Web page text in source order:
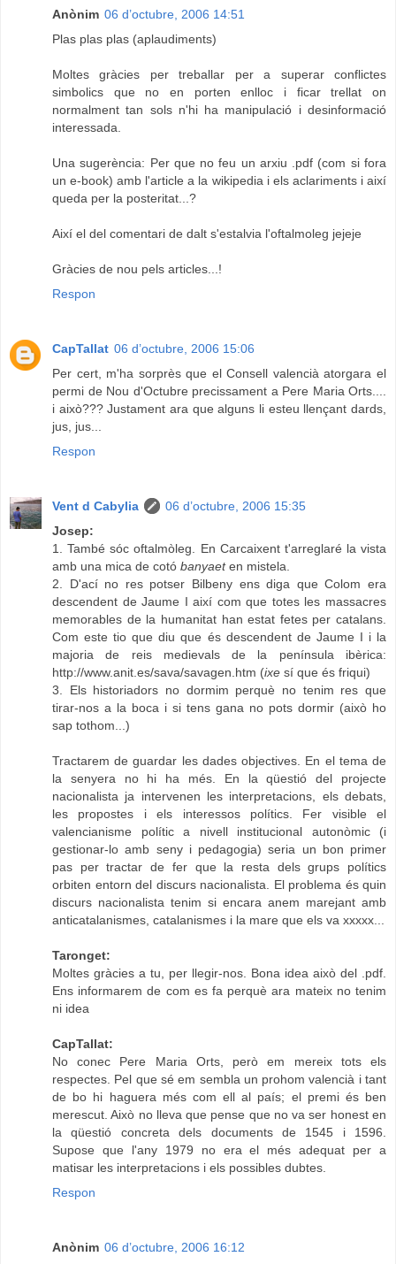
Anònim 06 d’octubre, 2006 14:51
Plas plas plas (aplaudiments)
Moltes gràcies per treballar per a superar conflictes
simbolics que no en porten enlloc i ficar trellat on
normalment tan sols n'hi ha manipulació i desinformació
interessada.
Una sugerència: Per que no feu un arxiu .pdf (com si fora
un e-book) amb l'article a la wikipedia i els aclariments i així
queda per la posteritat...?
Així el del comentari de dalt s'estalvia l'oftalmoleg jejeje
Gràcies de nou pels articles...!
Respon
CapTallat 06 d’octubre, 2006 15:06
Per cert, m'ha sorprès que el Consell valencià atorgara el
permi de Nou d'Octubre precissament a Pere Maria Orts....
i això??? Justament ara que alguns li esteu llençant dards,
jus, jus...
Respon
Vent d Cabylia
06 d’octubre, 2006 15:35
Josep:
1. També sóc oftalmòleg. En Carcaixent t'arreglaré la vista
amb una mica de cotó banyaeten mistela.
2. D'ací no res potser Bilbeny ens diga que Colom era
descendent de Jaume I així com que totes les massacres
memorables de la humanitat han estat fetes per catalans.
Com este tio que diu que és descendent de Jaume I i la
majoria de reis medievals de la península ibèrica:
http://www.anit.es/sava/savagen.htm (ixe sí que és friqui)
3. Els historiadors no dormim perquè no tenim res que
tirar-nos a la boca i si tens gana no pots dormir (això ho
sap tothom...)
Tractarem de guardar les dades objectives. En el tema de
la senyera no hi ha més. En la qüestió del projecte
nacionalista ja intervenen les interpretacions, els debats,
les propostes i els interessos polítics. Fer visible el
valencianisme polític a nivell institucional autonòmic (i
gestionar-lo amb seny i pedagogia) seria un bon primer
pas per tractar de fer que la resta dels grups polítics
orbiten entorn del discurs nacionalista. El problema és quin
discurs nacionalista tenim si encara anem marejant amb
anticatalanismes, catalanismes i la mare que els va xxxxx...
Taronget:
Moltes gràcies a tu, per llegir-nos. Bona idea això del .pdf.
Ens informarem de com es fa perquè ara mateix no tenim
ni idea
CapTallat:
No conec Pere Maria Orts, però em mereix tots els
respectes. Pel que sé em sembla un prohom valencià i tant
de bo hi haguera més com ell al país; el premi és ben
merescut. Això no lleva que pense que no va ser honest en
la qüestió concreta dels documents de 1545 i 1596.
Supose que l'any 1979 no era el més adequat per a
matisar les interpretacions i els possibles dubtes.
Respon
Anònim 06 d’octubre, 2006 16:12